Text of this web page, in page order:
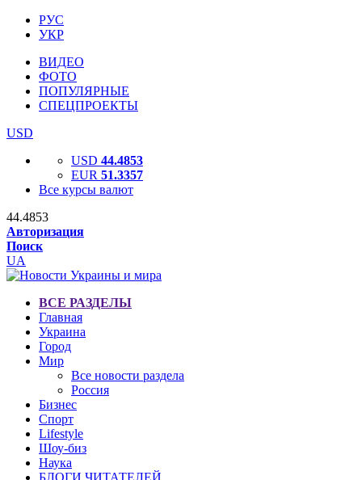
РУС
УКР
ВИДЕО
ФОТО
ПОПУЛЯРНЫЕ
СПЕЦПРОЕКТЫ
USD
USD 44.4853
EUR 51.3357
Все курсы валют
44.4853
Авторизация
Поиск
UA
ВСЕ РАЗДЕЛЫ
Главная
Украина
Город
Мир
Все новости раздела
Россия
Бизнес
Спорт
Lifestyle
Шоу-биз
Наука
БЛОГИ ЧИТАТЕЛЕЙ